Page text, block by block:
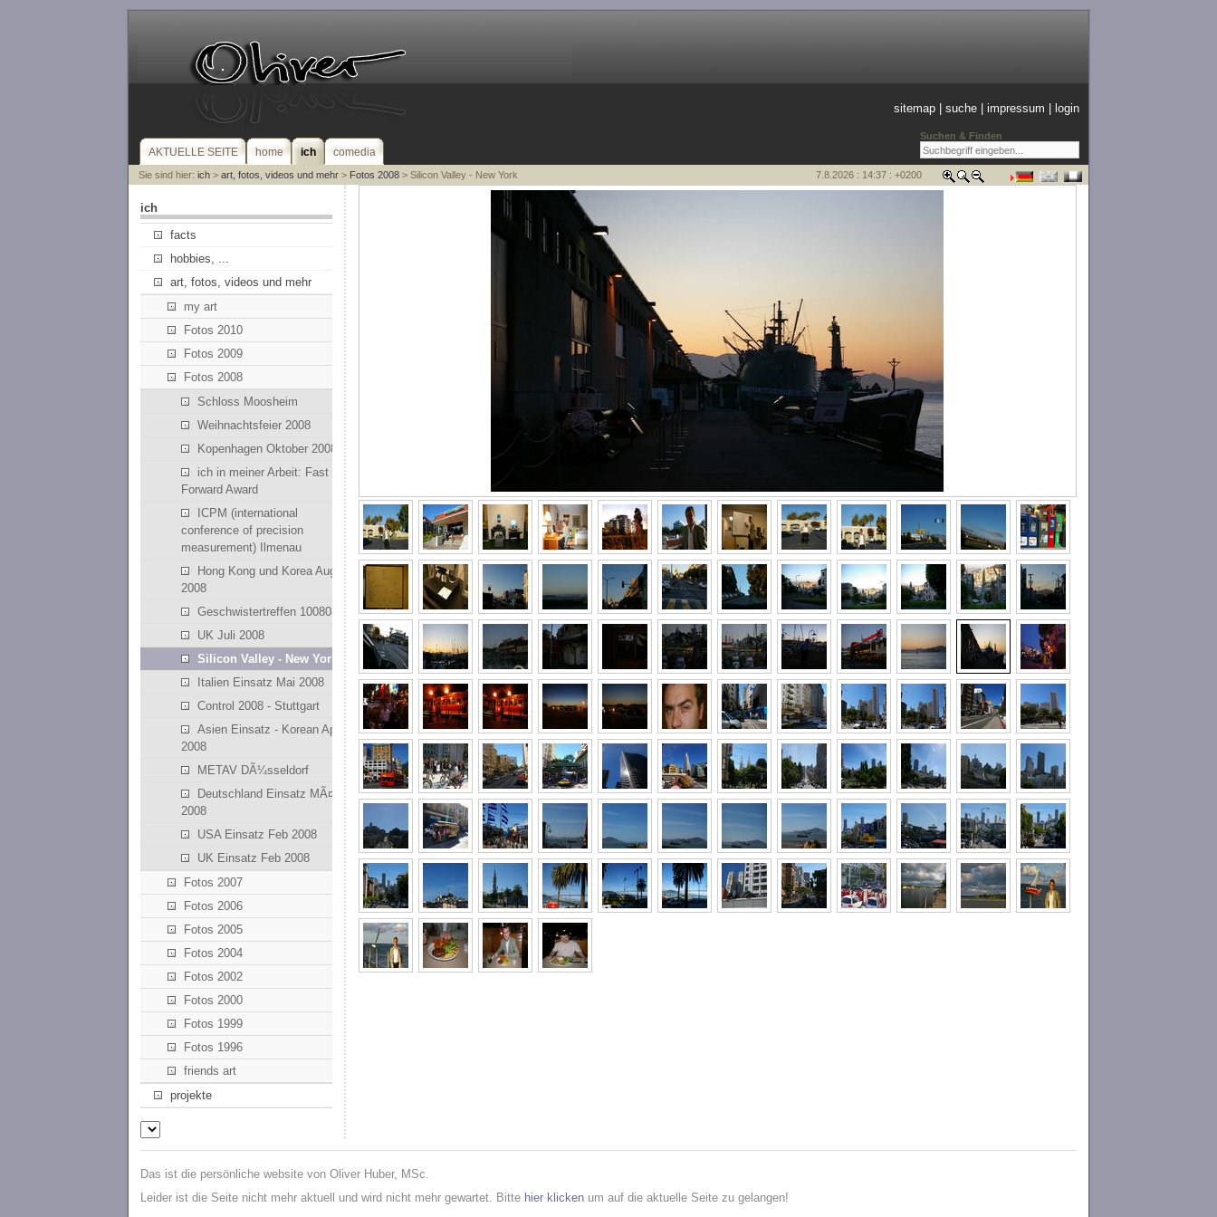
Suchen & Finden
sitemap |suche |impressum login
AKTUELLE SEITE home ich comedia
Sie sind hier: ich> art, fotos, videos und mehr> Fotos 2008> Silicon Valley - New York 7.8.2026 : 14:37 : +0200
ich
facts
hobbies, ...
art, fotos, videos und mehr
my art
Fotos 2010
Fotos 2009
Fotos 2008
Schloss Moosheim
Weihnachtsfeier 2008
Kopenhagen Oktober 2008
ich in meiner Arbeit: Fast
Forward Award
ICPM (international
conference of precision
measurement) Ilmenau
Hong Kong und Korea August
2008
Geschwistertreffen 100808
UK Juli 2008
Silicon Valley - New York
Italien Einsatz Mai 2008
Control 2008 - Stuttgart
Asien Einsatz - Korean April
2008
METAV DÃ¼sseldorf
Deutschland Einsatz MÃ¤rz
2008
USA Einsatz Feb 2008
UK Einsatz Feb 2008
Fotos 2007
Fotos 2006
Fotos 2005
Fotos 2004
Fotos 2002
Fotos 2000
Fotos 1999
Fotos 1996
friends art
projekte
Das ist die persönliche website von Oliver Huber, MSc.
Leider ist die Seite nicht mehr aktuell und wird nicht mehr gewartet. Bitte hier klicken um auf die aktuelle Seite zu gelangen!